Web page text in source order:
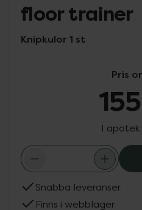
floor trainer
Knipkulor 1 st
Pris
I apotek:
Snabba leveranser
Finns i webblager